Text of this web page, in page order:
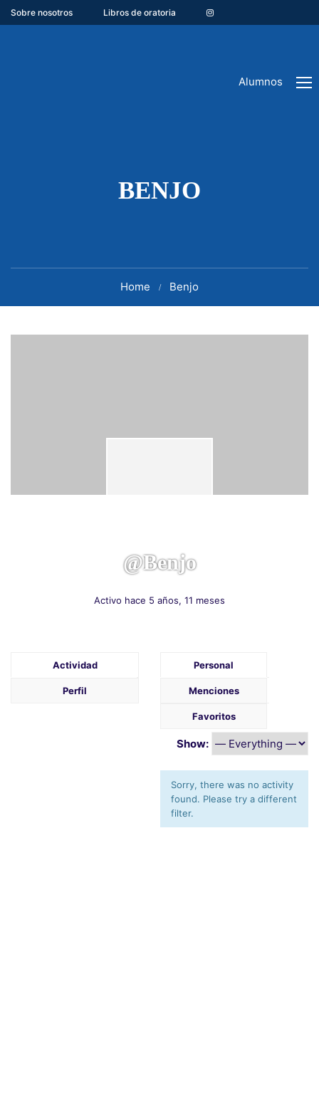
Sobre nosotros Libros de oratoria
Alumnos
BENJO
Home Benjo
@benjo
Activo hace 5 años, 11 meses
Actividad
Perfil
Personal
Menciones
Favoritos
Show:
Sorry, there was no activity
found. Please try a different
filter.